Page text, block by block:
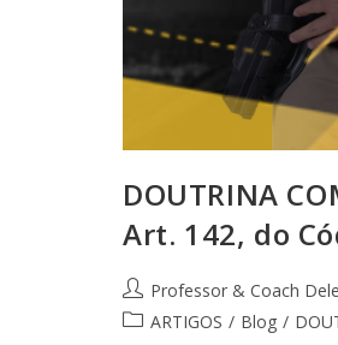
DOUTRINA
Art. 142, do
Professor & Coach
ARTIGOS / Blog /